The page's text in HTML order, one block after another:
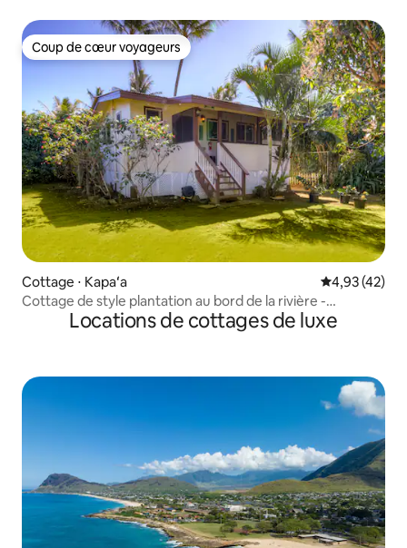
Coup de cœur voyageurs
Coup de cœur voyageurs
Cottage ⋅ Kapaʻa Évaluation
4,93 (42)
Cottage de style plantation au bord de la rivière -
Honeymooners Joy
Locations de cottages de luxe